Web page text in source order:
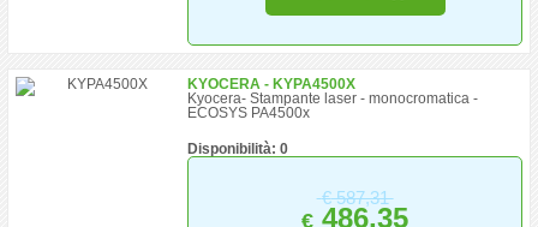
KYOCERA - KYPA4500X
Kyocera- Stampante laser - monocromatica -
ECOSYS PA4500x
Disponibilità: 0
€587,31
€ 486,35